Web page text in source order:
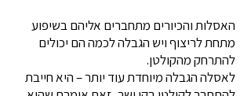
האסלות והכיורים מתחברים אליהם בשיפוע
מתחת לריצוף ויש הגבלה לכמה הם יכולים
להתרחק מהקולטן.
לאסלה הגבלה מיוחדת עוד יותר – היא חייבת